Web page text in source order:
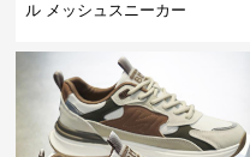
ル メッシュスニーカー